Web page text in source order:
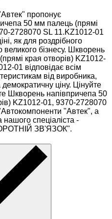
пропонує
50 мм палець (прямі
2728070 SL 11.KZ1012-01
як для роздрібного
великого бізнесу. Шкворень
края отворів) KZ1012-
01 відповідає всім
від виробника,
ціну. Цінуйте
Шкворень напівпричепа 50
KZ1012-01, 9370-2728070
"Автек", а
спеціаліста -
ЗВ'ЯЗОК".